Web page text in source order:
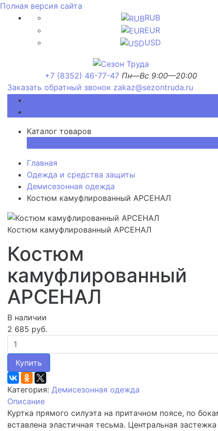
Полная версия сайта
RUB
EUR
USD
+7 (8352) 46-77-47 Пн—Вс 9:00—20:00
Заказать обратный звонок zakaz@sezontruda.ru
Каталог товаров
Главная
Одежда и средства защиты
Демисезонная одежда
Костюм камуфлированный АРСЕНАЛ
Костюм камуфлированный АРСЕНАЛ
Костюм
камуфлированный
АРСЕНАЛ
В наличии
2 685 руб.
Купить
Категория: Демисезонная одежда
Описание
Куртка прямого силуэта на притачном поясе, по
вставлена эластичная тесьма. Центральная